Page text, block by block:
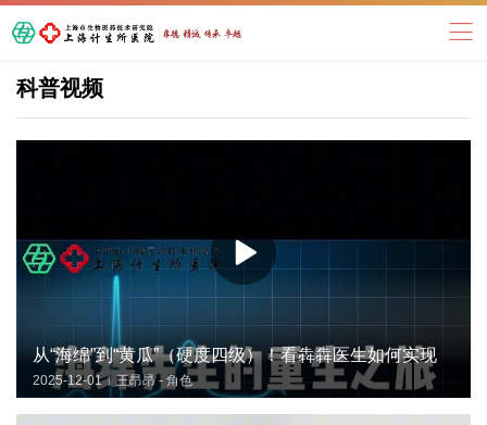
科普视频
从“海绵”到“黄瓜”（硬度四级）！看犇犇医生如何实现
2025-12-01 | 王昂昂 - 角色